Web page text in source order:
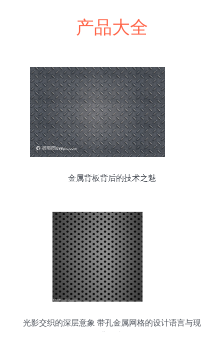
产品大全
金属背板背后的技术之魅
光影交织的深层意象 带孔金属网格的设计语言与现